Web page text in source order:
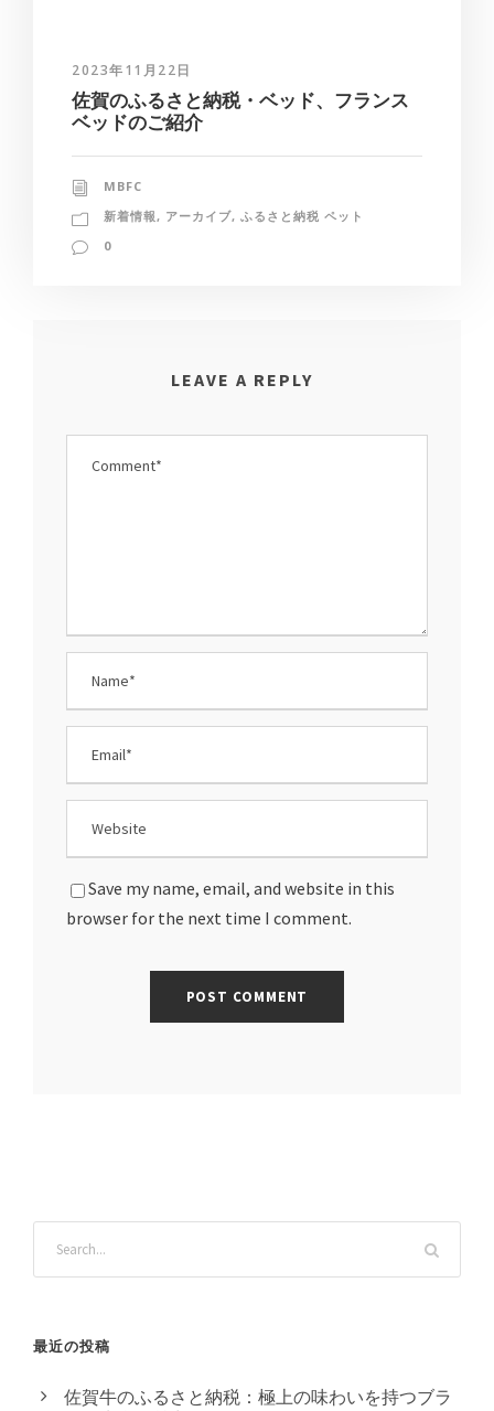
2023年11月22日
佐賀のふるさと納税・ベッド、フランス
ベッドのご紹介
MBFC
新着情報, アーカイブ, ふるさと納税 ペット
0
LEAVE A REPLY
Save my name, email, and website in this
browser for the next time I comment.
最近の投稿
佐賀牛のふるさと納税：極上の味わいを持つブラ